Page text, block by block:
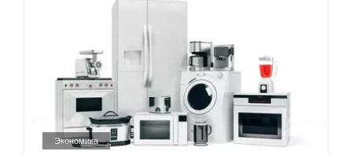
Экономика